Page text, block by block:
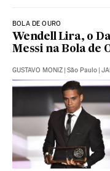
BOLA DE OURO
Wendell Lira, o
Messi na Bola de
GUSTAVO MONIZ | São Paulo |